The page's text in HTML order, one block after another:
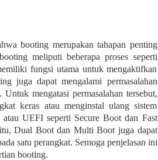
booting merupakan tahapan penting
meliputi beberapa proses seperti
fungsi utama untuk mengaktifkan
juga dapat mengalami permasalahan
mengatasi permasalahan tersebut,
keras atau menginstal ulang sistem
UEFI seperti Secure Boot dan Fast
Dual Boot dan Multi Boot juga dapat
satu perangkat. Semoga penjelasan ini
booting.